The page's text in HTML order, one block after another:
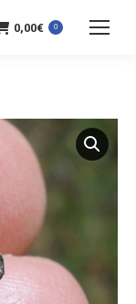
0,00€ 0